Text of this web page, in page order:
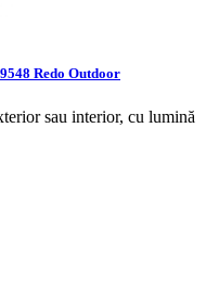
Redo Outdoor
sau interior, cu lumină